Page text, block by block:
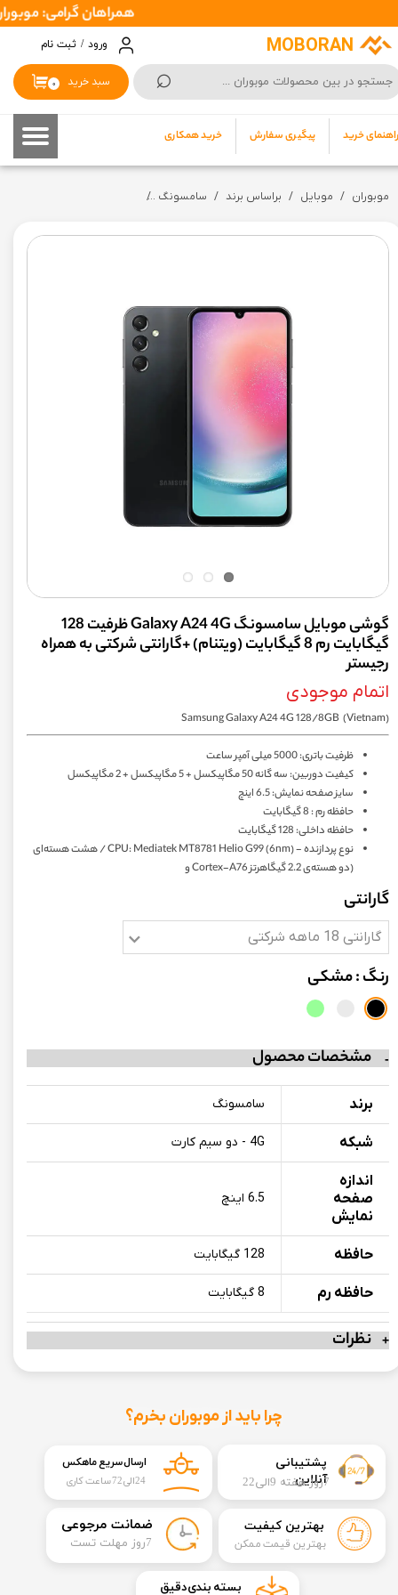
MOBORAN
⌕ ۰ سبد خرید
راهنمای خرید پیگیری سفارش خرید همکاری
ورود / ثبت نام
حساب کاربری من
تغییر گذر واژه
خروج از حساب کاربری
همراهان گرامی: موبوران سفارشات شما را در اسرع وقت ( 1
موبوران موبایل براساس برند سامسونگ
گوشی موبايل سامسونگ Galaxy A24 4G ظرفیت 128
گیگابایت رم 8 گیگابایت (ویتنام) +گارانتی شرکتی به همراه
رجیستر
اتمام موجودی
Samsung Galaxy A24 4G 128/8GB (Vietnam)
ظرفیت باتری: 5000 میلی آمپر ساعت
کیفیت دوربین: سه گانه 50 مگاپیکسل + 5 مگاپیکسل + 2 مگاپیکسل
سایز صفحه نمایش: 6.5 اینچ
حافظه رم : 8 گیگابایت
حافظه داخلی: 128 گیگابایت
نوع پردازنده - CPU: Mediatek MT8781 Helio G99 (6nm) / هشت هسته‌ای
(دو هسته‌ی 2.2 گیگاهرتز Cortex-A76 و
گارانتی
گارانتی 18 ماهه شرکتی
رنگ: مشکی
مشخصات محصول
برند سامسونگ
شبکه 4G - دو سیم کارت
اندازه
صفحه
نمایش
6.5 اینچ
حافظه 128 گیگابایت
حافظه رم 8 گیگابایت
نظرات
​​پشتیبانی
آنلاین7روز هفته 9الی22
چرا باید از موبوران بخرم؟
​ضمانت مرجوعی
​7روز مهلت تست
بهترین کیفیت
بهترین قیمت ممکن
ارسال سریع ماهکس
24الی72 ساعت کاری
​بسته بندی دقیق​​​​​​​